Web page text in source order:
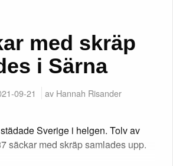
med skräp
i Särna
09-21 av Hannah Risander
Sverige i helgen. Tolv av
säckar med skräp samlades upp.